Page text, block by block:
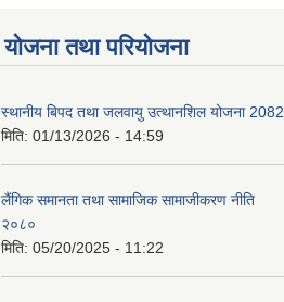
योजना तथा परियोजना
स्थानीय बिपद तथा जलवायु उत्थानशिल योजना 2082
मिति: 01/13/2026 - 14:59
लैंगिक समानता तथा सामाजिक सामाजीकरण नीति
२०८०
मिति: 05/20/2025 - 11:22